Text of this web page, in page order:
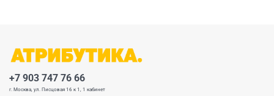
+7 903 747 76 66
г. Москва, ул. Писцовая 16 к 1, 1 кабинет